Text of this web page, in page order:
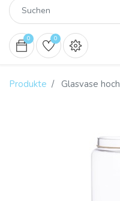
0 0
Produkte Glasvase hoch